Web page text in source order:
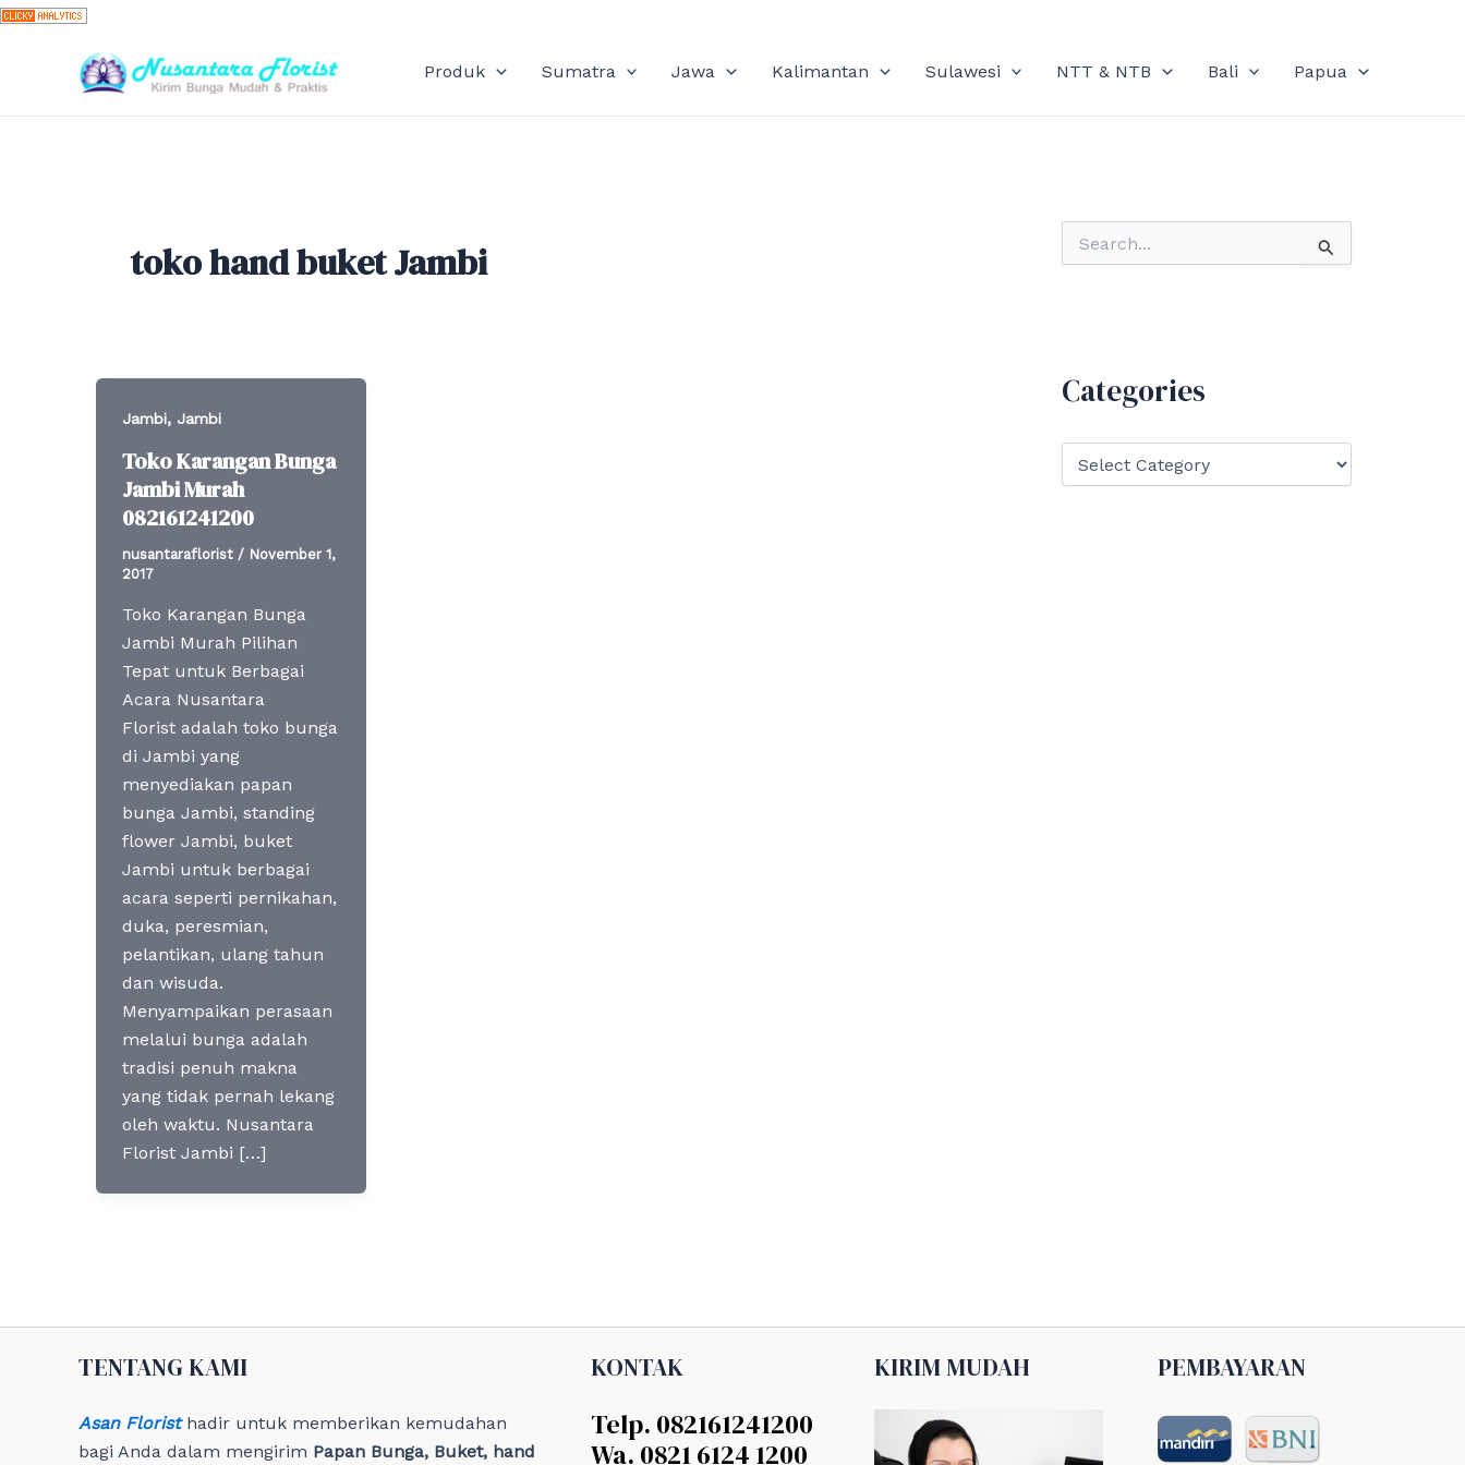
Skip
content
Produk Sumatra Jawa Kalimantan Sulawesi NTT & NTB Bali Papua
toko hand buket Jambi
Jambi, Jambi
Toko Karangan Bunga
Jambi Murah
082161241200
nusantaraflorist / November 1,
2017
Toko Karangan Bunga
Jambi Murah Pilihan
Tepat untuk Berbagai
Acara Nusantara
Florist adalah toko bunga
di Jambi yang
menyediakan papan
bunga Jambi, standing
flower Jambi, buket
Jambi untuk berbagai
acara seperti pernikahan,
duka, peresmian,
pelantikan, ulang tahun
dan wisuda.
Menyampaikan perasaan
melalui bunga adalah
tradisi penuh makna
yang tidak pernah lekang
oleh waktu. Nusantara
Florist Jambi […]
o
Categories
TENTANG KAMI
Asan Floristhadir untuk memberikan kemudahan
bagi Anda dalam mengirim Papan Bunga, Buket, hand
KONTAK
Telp. 082161241200
Wa. 0821 6124 1200
KIRIM MUDAH PEMBAYARAN